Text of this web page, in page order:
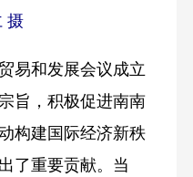
摄
和发展会议成立
旨，积极促进南南
构建国际经济新秩
了重要贡献。当